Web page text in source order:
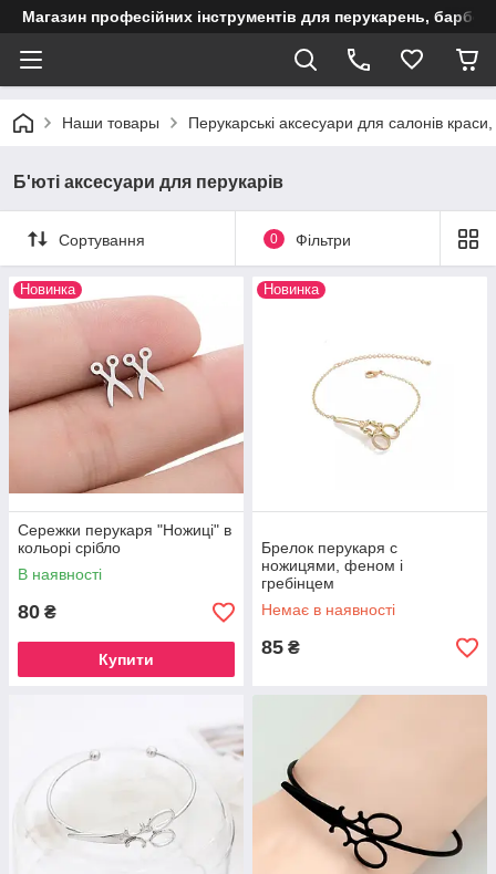
Магазин професійних інструментів для перукарень,
Наши товары Перукарські аксесуари для салонів
Б'юті аксесуари для перукарів
Сортування 0 Фільтри
Новинка
Сережки перукаря "Ножиці" в
кольорі срібло
В наявності
80 ₴
Купити
Новинка
Брелок перукаря c
ножицями, феном і
гребінцем
Немає в наявності
85 ₴